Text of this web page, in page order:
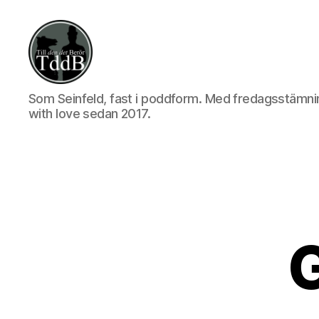
Till
den
det
Som Seinfeld, fast i poddform. Med
with love sedan 2017.